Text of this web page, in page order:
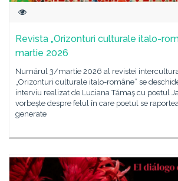
Revista „Orizonturi culturale italo-
martie 2026
Numărul 3/martie 2026 al revistei
„Orizonturi culturale italo-române” se
interviu realizat de Luciana Tămaş cu poetul
vorbește despre felul în care poetul se
generate